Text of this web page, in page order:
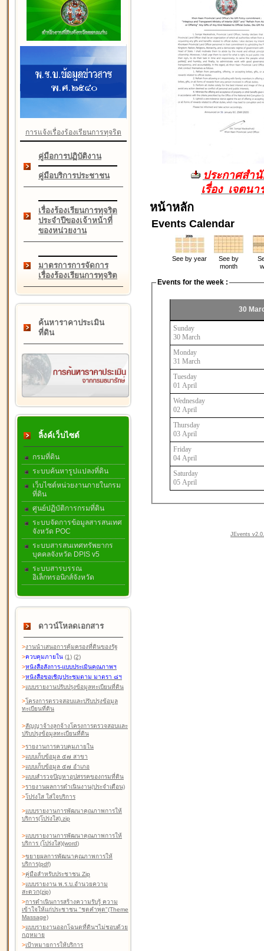
การแจ้งเรื่องร้องเรียนการทุจริต
คู่มือการปฏิบัติงาน
คู่มือบริการประชาชน
เรื่องร้องเรียนการทุจริต
ประจำปีของเจ้าหน้าที่
ของหน่วยงาน
มาตรการการจัดการ
เรื่องร้องเรียนการทุจริต
ค้นหาราคาประเมิน
ที่ดิน
ลิ้งค์เว็บไซต์
กรมที่ดิน
ระบบค้นหารูปแปลงที่ดิน
เว็บไซต์หน่วยงานภายในกรม
ที่ดิน
ศูนย์ปฏิบัติการกรมที่ดิน
ระบบจัดการข้อมูลสารสนเทศ
จังหวัด POC
ระบบสารสนเทศทรัพยากร
บุคคลจังหวัด DPIS v5
ระบบสารบรรณ
อิเล็กทรอนิกส์จังหวัด
ดาวน์โหลดเอกสาร
>งานนำเสนอการคุ้มครองที่ดินของรัฐ
>ควบคุมภายใน (1) (2)
>หนังสือสังการ-แบบประเมินคุณภาพฯ
>หนังสือขอเชิญประชุมตาม มาตรา ๘ฯ
>แบบรายงานปรับปรุงข้อมูลทะเบียนที่ดิน
>โครงการตรวจสอบและปรับปรุงข้อมูล
ทะเบียนที่ดิน
>สัญญาจ้างลูกจ้างโครงการตรวจสอบและ
ปรับปรุงข้อมูลทะเบียนที่ดิน
>รายงานการควบคุมภายใน
>แบบเก็บข้อมูล ๕๗ สาขา
>แบบเก็บข้อมูล ๕๗ อำเภอ
>แบบสำรวจปัญหาอุปสรรคของกรมที่ดิน
>รายงานผลการดำเนินงาน(ประจำเดือน)
>โปร่งใส ใส่ใจบริการ
>แบบรายงานการพัฒนาคุณภาพการให้
บริการ(โปร่งใส).zip
>แบบรายงานการพัฒนาคุณภาพการให้
บริการ (โปร่งใส)(word)
>ขยายผลการพัฒนาคุณภาพการให้
บริการ(pdf)
>คู่มือสำหรับประชาชน Zip
>แบบรายงาน พ.ร.บ.อำนวยความ
สะดวก(zip)
>การดำเนินการสร้างความรับรู้ ความ
เข้าใจให้แก่ประชาชน "ชุดคำพูด"(Theme
Massage)
>แบบรายงานออกโฉนดที่ดินฯไม่ชอบด้วย
กฎหมาย
>เป้าหมายการให้บริการ
ประกาศสำ
เรื่อง เจตน
หน้าหลัก
Events Calendar
See by year
See by
month
Events for the week :
30
Sunday
30 March
Monday
31 March
Tuesday
01 April
Wednesday
02 April
Thursday
03 April
Friday
04 April
Saturday
05 April
JEvents